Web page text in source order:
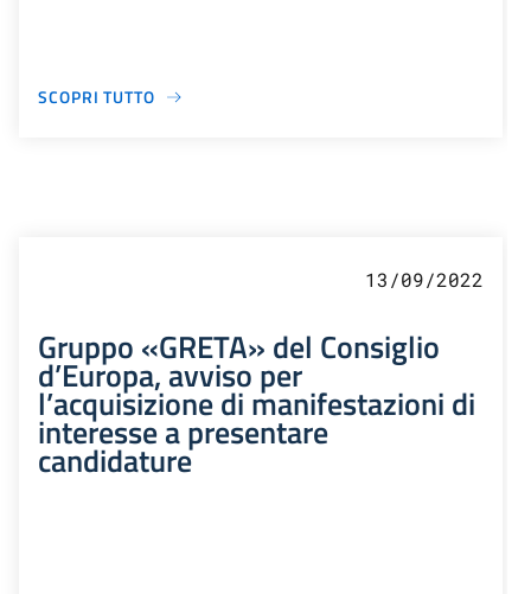
SCOPRI TUTTO
13/09/2022
Gruppo «GRETA» del Consiglio
d’Europa, avviso per
l’acquisizione di manifestazioni di
interesse a presentare
candidature